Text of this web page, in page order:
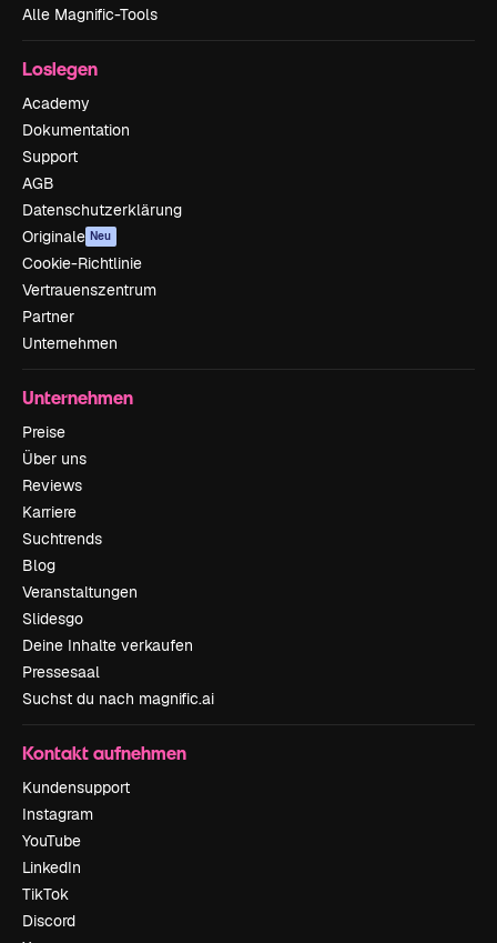
Alle Magnific-Tools
Loslegen
Academy
Dokumentation
Support
AGB
Datenschutzerklärung
Originale Neu
Cookie-Richtlinie
Vertrauenszentrum
Partner
Unternehmen
Unternehmen
Preise
Über uns
Reviews
Karriere
Suchtrends
Blog
Veranstaltungen
Slidesgo
Deine Inhalte verkaufen
Pressesaal
Suchst du nach magnific.ai
Kontakt aufnehmen
Kundensupport
Instagram
YouTube
LinkedIn
TikTok
Discord